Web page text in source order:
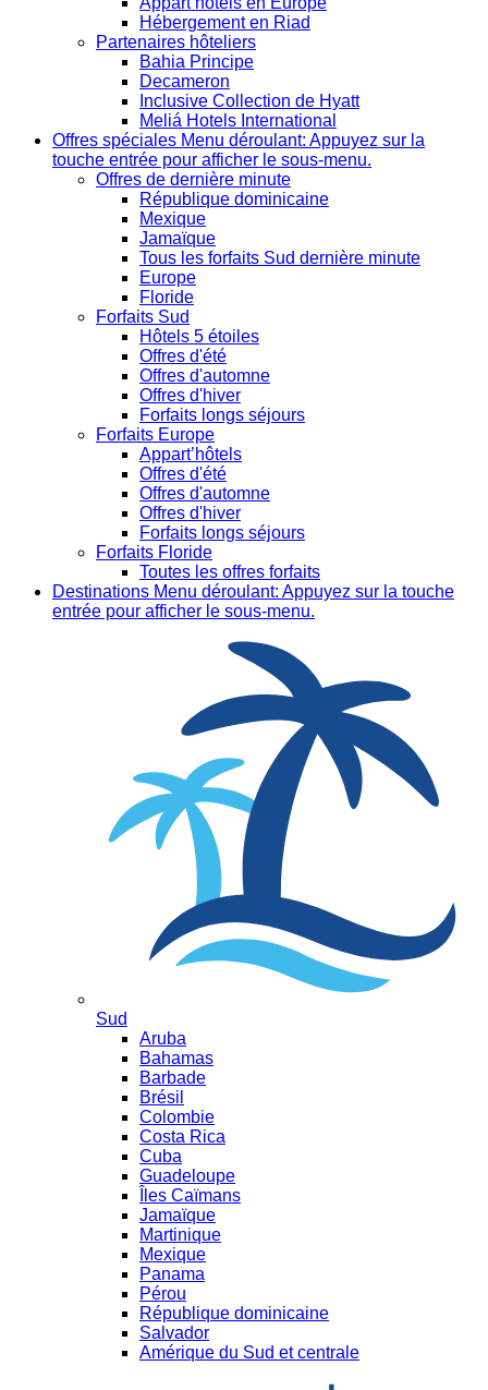
Hébergement en Riad
Partenaires hôteliers
Bahia Principe
Decameron
Inclusive Collection de Hyatt
Meliá Hotels International
Offres spéciales Menu déroulant: Appuyez sur la
touche entrée pour afficher le sous-menu.
Offres de dernière minute
République dominicaine
Mexique
Jamaïque
Tous les forfaits Sud dernière minute
Europe
Floride
Forfaits Sud
Hôtels 5 étoiles
Offres d'été
Offres d'automne
Offres d'hiver
Forfaits longs séjours
Forfaits Europe
Appart’hôtels
Offres d'été
Offres d'automne
Offres d'hiver
Forfaits longs séjours
Forfaits Floride
Toutes les offres forfaits
Destinations Menu déroulant: Appuyez sur la touche
entrée pour afficher le sous-menu.
Sud
Aruba
Bahamas
Barbade
Brésil
Colombie
Costa Rica
Cuba
Guadeloupe
Îles Caïmans
Jamaïque
Martinique
Mexique
Panama
Pérou
République dominicaine
Salvador
Amérique du Sud et centrale